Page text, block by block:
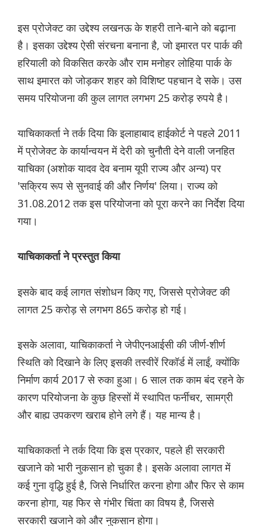
इस प्रोजेक्ट का उद्देश्य लखनऊ के शहरी ताने-बाने को बढ़ाना
है। इसका उद्देश्य ऐसी संरचना बनाना है, जो इमारत पर पार्क की
हरियाली को विकसित करके और राम मनोहर लोहिया पार्क के
साथ इमारत को जोड़कर शहर को विशिष्ट पहचान दे सके। उस
समय परियोजना की कुल लागत लगभग 25 करोड़ रुपये है।
याचिकाकर्ता ने तर्क दिया कि इलाहाबाद हाईकोर्ट ने पहले 2011
में प्रोजेक्ट के कार्यान्वयन में देरी को चुनौती देने वाली जनहित
याचिका (अशोक यादव देव बनाम यूपी राज्य और अन्य) पर
'सक्रिय रूप से सुनवाई की और निर्णय' लिया। राज्य को
31.08.2012 तक इस परियोजना को पूरा करने का निर्देश दिया
गया।
याचिकाकर्ता ने प्रस्तुत किया
इसके बाद कई लागत संशोधन किए गए, जिससे प्रोजेक्ट की
लागत 25 करोड़ से लगभग 865 करोड़ हो गई।
इसके अलावा, याचिकाकर्ता ने जेपीएनआईसी की जीर्ण-शीर्ण
स्थिति को दिखाने के लिए इसकी तस्वीरें रिकॉर्ड में लाईं, क्योंकि
निर्माण कार्य 2017 से रुका हुआ। 6 साल तक काम बंद रहने के
कारण परियोजना के कुछ हिस्सों में स्थापित फर्नीचर, सामग्री
और बाह्य उपकरण खराब होने लगे हैं। यह मान्य है।
याचिकाकर्ता ने तर्क दिया कि इस प्रकार, पहले ही सरकारी
खजाने को भारी नुकसान हो चुका है। इसके अलावा लागत में
कई गुना वृद्धि हुई है, जिसे निर्धारित करना होगा और फिर से काम
करना होगा, यह फिर से गंभीर चिंता का विषय है, जिससे
सरकारी खजाने को और नुकसान होगा।